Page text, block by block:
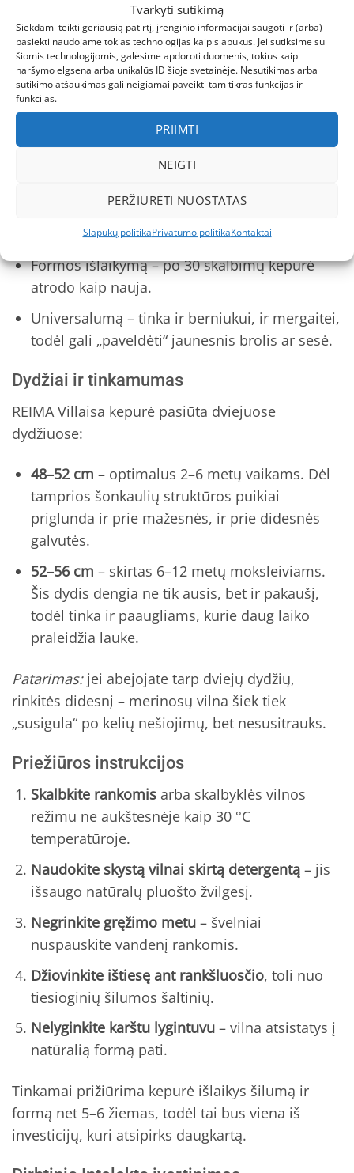
Tvarkyti sutikimą
Siekdami teikti geriausią patirtį, įrenginio informacijai saugoti ir (arba)
pasiekti naudojame tokias technologijas kaip slapukus. Jei sutiksime su
šiomis technologijomis, galėsime apdoroti duomenis, tokius kaip
naršymo elgsena arba unikalūs ID šioje svetainėje. Nesutikimas arba
sutikimo atšaukimas gali neigiamai paveikti tam tikras funkcijas ir
funkcijas.
PRIIMTI
NEIGTI
PERŽIŪRĖTI NUOSTATAS
Slapukų politikaPrivatumo politikaKontaktai
reiškia, kad kiekvienas siūlas, dažai ir net siūlai
buvo tikrinti dėl kenksmingų medžiagų. Be to,
kompanija aktyviai dalyvauja„Better Cotton
Initiative“ir„Responsible Wool Standard“
programose – jūsų vaiko kepurė neprisidėjo prie
gyvūnų gerovės pažeidimų.
Tėvai, jau išbandę Villaisa kepurę, giria ją už:
nejaučia niežulio.
Formos išlaikymą – po 30 skalbimų kepurė
atrodo kaip nauja.
Universalumą – tinka ir berniukui, ir mergaitei,
todėl gali „paveldėti“ jaunesnis brolis ar sesė.
Dydžiai ir tinkamumas
REIMA Villaisa kepurė pasiūta dviejuose
dydžiuose:
48–52 cm – optimalus 2–6 metų vaikams. Dėl
tamprios šonkaulių struktūros puikiai
priglunda ir prie mažesnės, ir prie didesnės
galvutės.
52–56 cm – skirtas 6–12 metų moksleiviams.
Šis dydis dengia ne tik ausis, bet ir pakaušį,
todėl tinka ir paaugliams, kurie daug laiko
praleidžia lauke.
Patarimas:jei abejojate tarp dviejų dydžių,
rinkitės didesnį – merinosų vilna šiek tiek
„susigula“ po kelių nešiojimų, bet nesusitrauks.
Priežiūros instrukcijos
Skalbkite rankomisarba skalbyklės vilnos
režimu ne aukštesnėje kaip 30 °C
temperatūroje.
Naudokite skystą vilnai skirtą detergentą– jis
išsaugo natūralų pluošto žvilgesį.
Negrinkite gręžimo metu– švelniai
nuspauskite vandenį rankomis.
Džiovinkite ištiesę ant rankšluosčio, toli nuo
tiesioginių šilumos šaltinių.
Nelyginkite karštu lygintuvu– vilna atsistatys į
natūralią formą pati.
Tinkamai prižiūrima kepurė išlaikys šilumą ir
formą net 5–6 žiemas, todėl tai bus viena iš
investicijų, kuri atsipirks daugkartą.